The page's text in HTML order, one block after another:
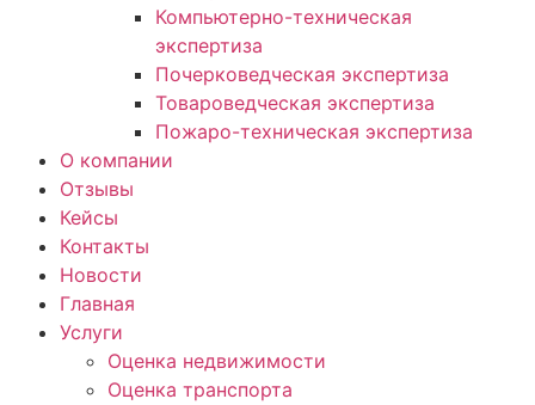
Компьютерно-техническая
экспертиза
Почерковедческая экспертиза
Товароведческая экспертиза
Пожаро-техническая экспертиза
О компании
Отзывы
Кейсы
Контакты
Новости
Главная
Услуги
Оценка недвижимости
Оценка транспорта